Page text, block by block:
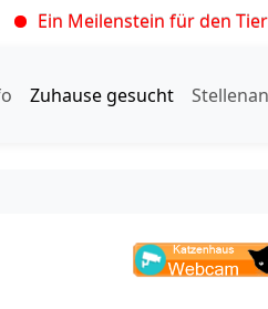
für den Tierschutz:
Zuhause gesucht